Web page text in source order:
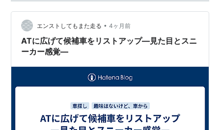
エンストしてもまた走る • 4ヶ月前
ATに広げて候補車をリストアップ—見た目とスニ
ーカー感覚—